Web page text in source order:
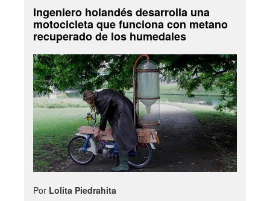
Ingeniero holandés desarrolla una
motocicleta que funciona con metano
recuperado de los humedales
Por Lolita Piedrahita